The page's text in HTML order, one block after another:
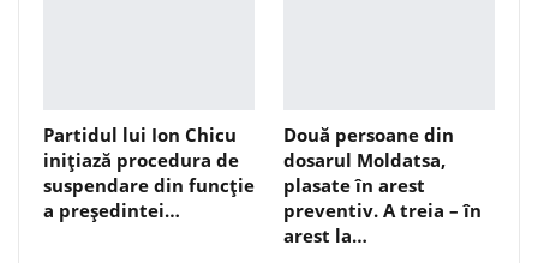
Partidul lui Ion Chicu
inițiază procedura de
suspendare din funcție
a președintei…
Două persoane din
dosarul Moldatsa,
plasate în arest
preventiv. A treia – în
arest la…